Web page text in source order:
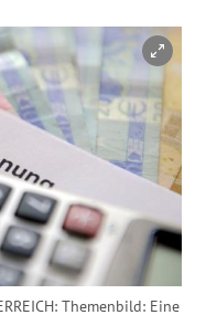
Themenbild: Eine